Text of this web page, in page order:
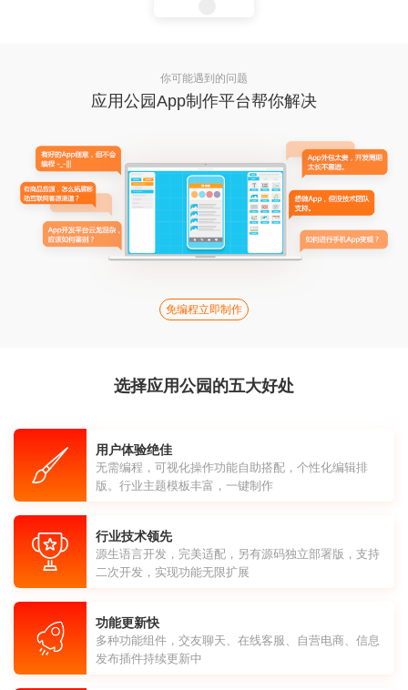
你可能遇到的问题
应用公园App制作平台帮你解决
免编程立即制作
选择应用公园的五大好处
用户体验绝佳
无需编程，可视化操作功能自助搭配，个性化编辑排
版。行业主题模板丰富，一键制作
行业技术领先
源生语言开发，完美适配，另有源码独立部署版，支持
二次开发，实现功能无限扩展
功能更新快
多种功能组件，交友聊天、在线客服、自营电商、信息
发布插件持续更新中